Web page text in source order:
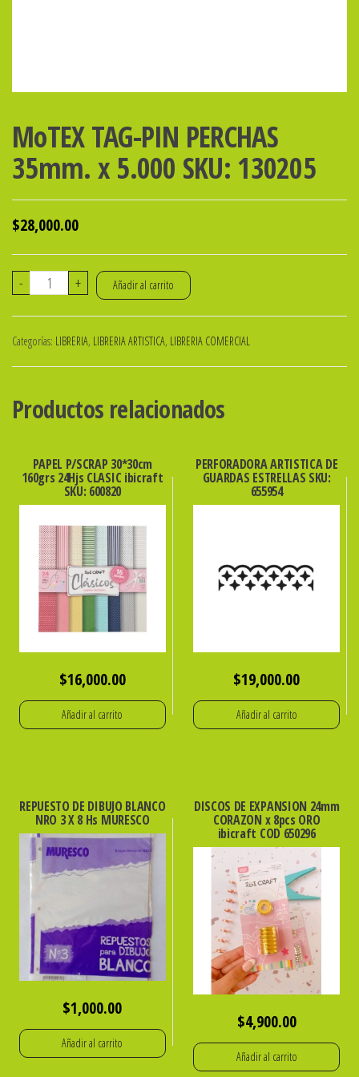
MoTEX TAG-PIN PERCHAS
35mm. x 5.000 SKU: 130205
$28,000.00
-
MoTEX
PERCHAS
35mm.
5.000
130205
cantidad
+ Añadir al carrito
Categorías: LIBRERIA, LIBRERIA ARTISTICA, LIBRERIA COMERCIAL
Productos relacionados
PAPEL P/SCRAP 30*30cm
160grs 24Hjs CLASIC ibicraft
SKU: 600820
$16,000.00
Añadir al carrito
PERFORADORA ARTISTICA DE
GUARDAS ESTRELLAS SKU:
655954
$19,000.00
Añadir al carrito
REPUESTO DE DIBUJO BLANCO
NRO 3 X 8 Hs MURESCO
$1,000.00
Añadir al carrito
DISCOS DE EXPANSION 24mm
CORAZON x 8pcs ORO
ibicraft COD 650296
$4,900.00
Añadir al carrito